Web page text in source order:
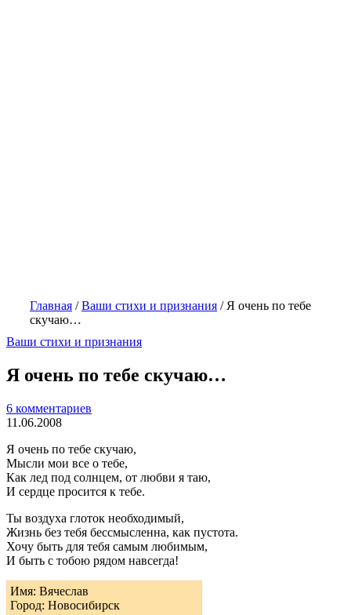
Главная /Ваши стихи и признания / Я очень по тебе
скучаю…
Ваши стихи и признания
Я очень по тебе скучаю…
6 комментариев
11.06.2008
Я очень по тебе скучаю,
Мысли мои все о тебе,
Как лед под солнцем, от любви я таю,
И сердце просится к тебе.
Ты воздуха глоток необходимый,
Жизнь без тебя бессмысленна, как пустота.
Хочу быть для тебя самым любимым,
И быть с тобою рядом навсегда!
Имя: Вячеслав
Город: Новосибирск